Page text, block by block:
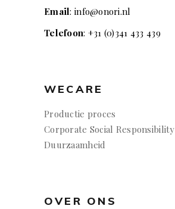
Email: info@onori.nl
Telefoon: +31 (0)341 433 439
WECARE
Productie proces
Corporate Social Responsibility
Duurzaamheid
OVER ONS